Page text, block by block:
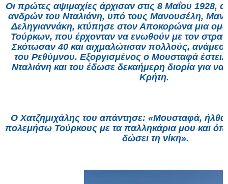
Οι πρώτες αψιμαχίες άρχισαν στις 8 Μαΐου 1928,
ανδρών του Νταλιάνη, υπό τους Μανουσέλη,
Δεληγιαννάκη, κτύπησε στον Αποκορώνα μια
Τούρκων, που έρχονταν να ενωθούν με τον
Σκότωσαν 40 και αιχμαλώτισαν πολλούς,
του Ρεθύμνου. Εξοργισμένος ο Μουσταφά
Νταλιάνη και του έδωσε δεκαήμερη διορία για να
Κρήτη.
Ο Χατζημιχάλης του απάντησε: «Μουσταφά, ήλθα
πολεμήσω Τούρκους με τα παλληκάρια μου και
δώσει τη νίκη».